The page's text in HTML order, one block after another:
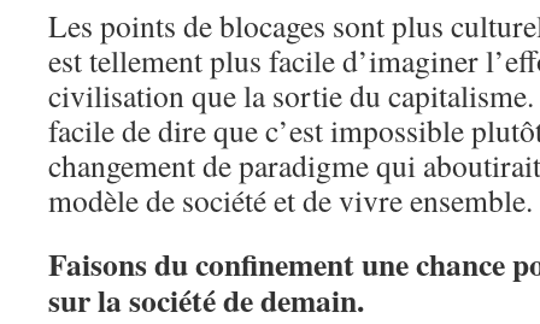
Les points de blocages sont plus
est tellement plus facile d’imaginer
civilisation que la sortie du
facile de dire que c’est impossible
changement de paradigme qui
modèle de société et de vivre ensemble.
Faisons du confinement une chance
sur la société de demain.